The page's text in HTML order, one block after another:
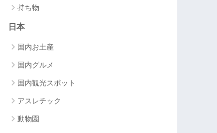
持ち物
日本
国内お土産
国内グルメ
国内観光スポット
アスレチック
動物園